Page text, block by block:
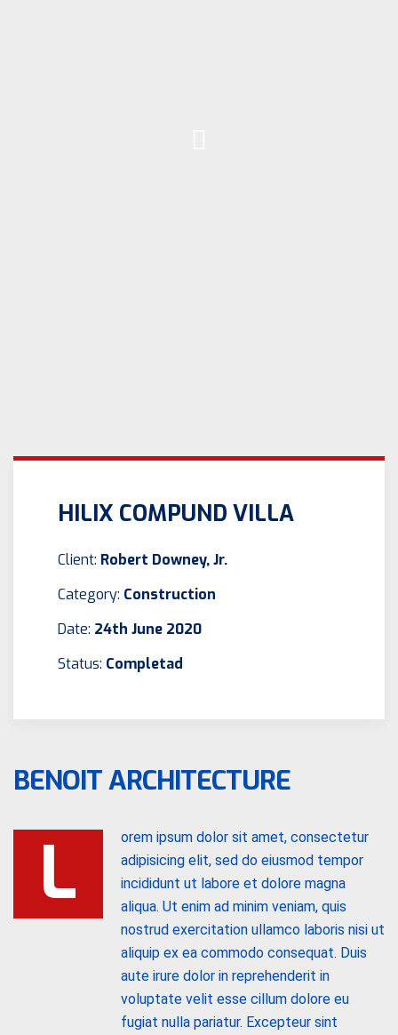
HILIX COMPUND VILLA
Client: Robert Downey, Jr.
Category: Construction
Date: 24th June 2020
Status: Completad
BENOIT ARCHITECTURE
L
orem ipsum dolor sit amet, consectetur
adipisicing elit, sed do eiusmod tempor
incididunt ut labore et dolore magna
aliqua. Ut enim ad minim veniam, quis
nostrud exercitation ullamco laboris nisi ut
aliquip ex ea commodo consequat. Duis
aute irure dolor in reprehenderit in
voluptate velit esse cillum dolore eu
fugiat nulla pariatur. Excepteur sint